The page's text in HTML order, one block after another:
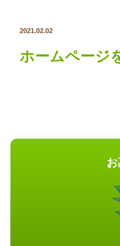
2021.02.02
ホームページ